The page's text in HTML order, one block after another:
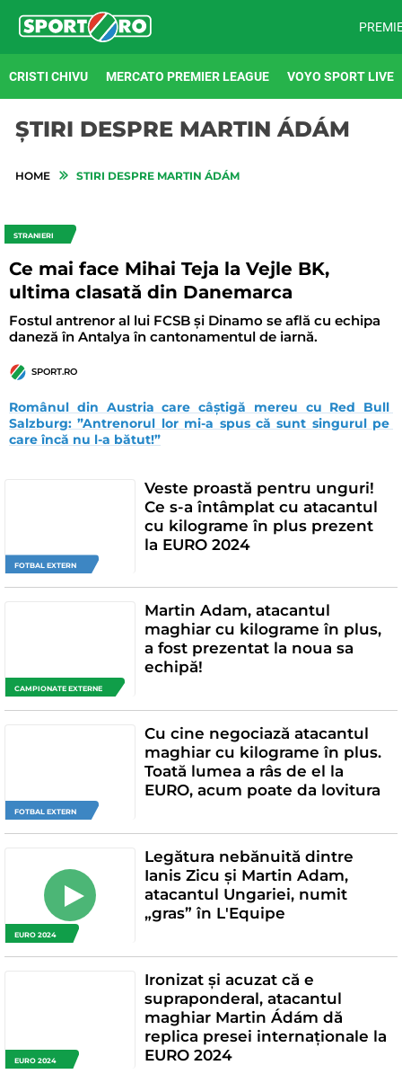
CRISTI CHIVU MERCATO PREMIER LEAGUE VOYO SPORT LIVE
ȘTIRI DESPRE MARTIN ÁDÁM
HOME STIRI DESPRE MARTIN ÁDÁM
STRANIERI
Ce mai face Mihai Teja la Vejle BK,
ultima clasată din Danemarca
Fostul antrenor al lui FCSB și Dinamo se află cu echipa
daneză în Antalya în cantonamentul de iarnă.
SPORT.RO
Românul din Austria care câștigă mereu cu Red Bull
Salzburg: ”Antrenorul lor mi-a spus că sunt singurul pe
care încă nu l-a bătut!”
FOTBAL EXTERN
Veste proastă pentru unguri!
Ce s-a întâmplat cu atacantul
cu kilograme în plus prezent
la EURO 2024
CAMPIONATE EXTERNE
Martin Adam, atacantul
maghiar cu kilograme în plus,
a fost prezentat la noua sa
echipă!
FOTBAL EXTERN
Cu cine negociază atacantul
maghiar cu kilograme în plus.
Toată lumea a râs de el la
EURO, acum poate da lovitura
EURO 2024
Legătura nebănuită dintre
Ianis Zicu și Martin Adam,
atacantul Ungariei, numit
„gras” în L'Equipe
EURO 2024
Ironizat și acuzat că e
supraponderal, atacantul
maghiar Martin Ádám dă
replica presei internaționale la
EURO 2024